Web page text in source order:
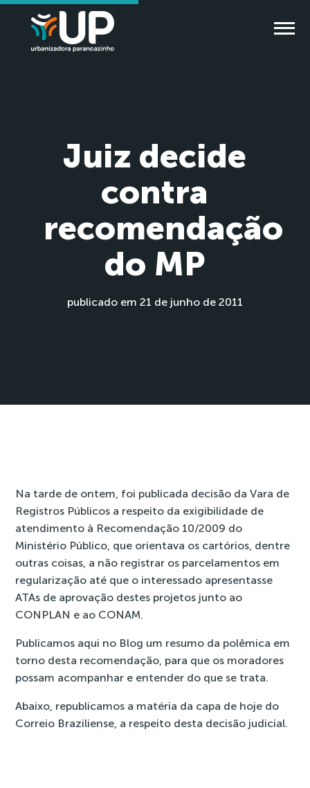
Juiz decide
contra
recomendação
do MP
publicado em 21 de junho de 2011
Na tarde de ontem, foi publicada decisão da Vara de
Registros Públicos a respeito da exigibilidade de
atendimento à Recomendação 10/2009 do
Ministério Público, que orientava os cartórios, dentre
outras coisas, a não registrar os parcelamentos em
regularização até que o interessado apresentasse
ATAs de aprovação destes projetos junto ao
CONPLAN e ao CONAM.
Publicamos aqui no Blog um resumo da polêmica em
torno desta recomendação, para que os moradores
possam acompanhar e entender do que se trata.
Abaixo, republicamos a matéria da capa de hoje do
Correio Braziliense, a respeito desta decisão judicial.